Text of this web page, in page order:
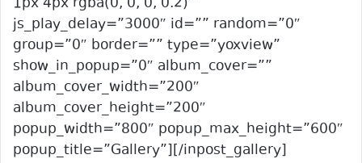
js_play_delay=”3000″ id=”” random=”0″
group=”0″ border=”” type=”yoxview”
show_in_popup=”0″ album_cover=””
album_cover_width=”200″
album_cover_height=”200″
popup_width=”800″ popup_max_height=”600″
popup_title=”Gallery”][/inpost_gallery]